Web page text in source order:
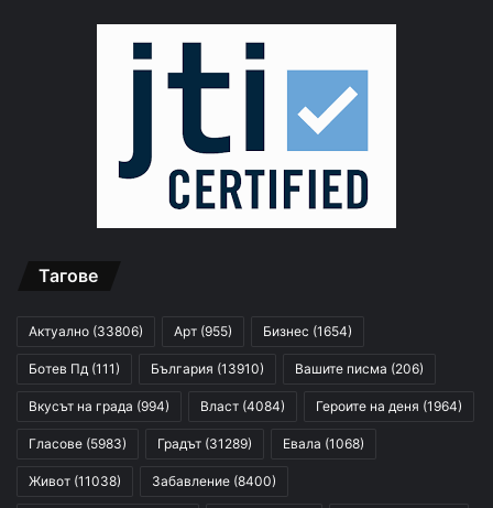
Тагове
Актуално (33806) Арт (955) Бизнес (1654)
Ботев Пд (111) България (13910) Вашите писма (206)
Вкусът на града (994) Власт (4084) Героите на деня (1964)
Гласове (5983) Градът (31289) Евала (1068)
Живот (11038) Забавление (8400)